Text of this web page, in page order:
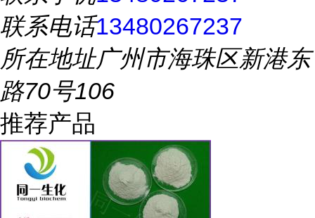
联系电话13480267237
所在地址广州市海珠区新港东
路70号106
推荐产品